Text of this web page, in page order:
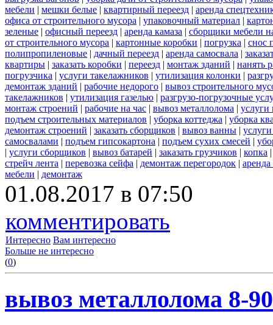
мебели | мешки белые | квартирный переезд | аренда
офиса от строительного мусора | упаковочный материал |
зеленые | офисный переезд | аренда камаза | сборщики мебели
от строительного мусора | картонные коробки | погрузка | снос
полипропиленовые | дачный переезд | аренда самосвала |
квартиры | заказать коробки | переезд | монтаж зданий | нанять
погрузчика | услуги такелажников | утилизация колонки |
демонтаж зданий | рабочие недорого | вывоз строительного
такелажников | утилизация газелью | разгрузо-погрузочные
монтаж строений | рабочие на час | вывоз металлолома | услуги
подъем строительных материалов | уборка коттеджа | уборка
демонтаж строений | заказать сборщиков | вывоз ванны |
самосвалами | подъем гипсокартона | подъем сухих смесей |
| услуги сборщиков | вывоз батарей | заказать грузчиков | копка
стрейч лента | перевозка сейфа | демонтаж перегородок |
мебели | демонтаж
01.08.2017 в 07:50
комментировать
Интересно Вам интересно
Больше не интересно
(0)
вывоз металлолома 8-